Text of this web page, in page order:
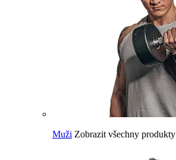
Muži Zobrazit všechny produkty